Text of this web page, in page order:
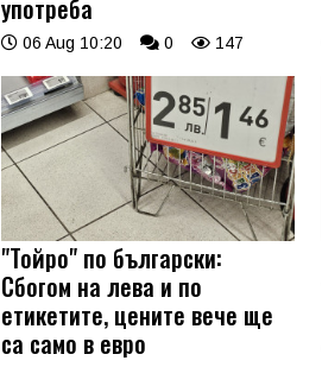
употреба
06 Aug 10:20 0 147
"Тойро" по български:
Сбогом на лева и по
етикетите, цените вече ще
са само в евро